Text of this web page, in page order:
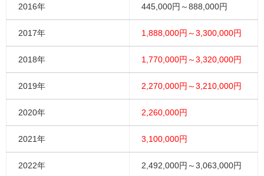
2016年 445,000円～888,000円
2017年 1,888,000円～3,300,000円
2018年 1,770,000円～3,320,000円
2019年 2,270,000円～3,210,000円
2020年 2,260,000円
2021年 3,100,000円
2022年 2,492,000円～3,063,000円